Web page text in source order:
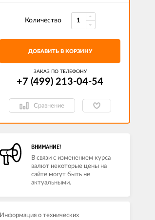
Количество
ДОБАВИТЬ В КОРЗИНУ
ЗАКАЗ ПО ТЕЛЕФОНУ
+7 (499) 213-04-54​
Сравнение
ВНИМАНИЕ!
В связи с изменением курса
валют некоторые цены на
сайте могут быть не
актуальными.
Информация о технических